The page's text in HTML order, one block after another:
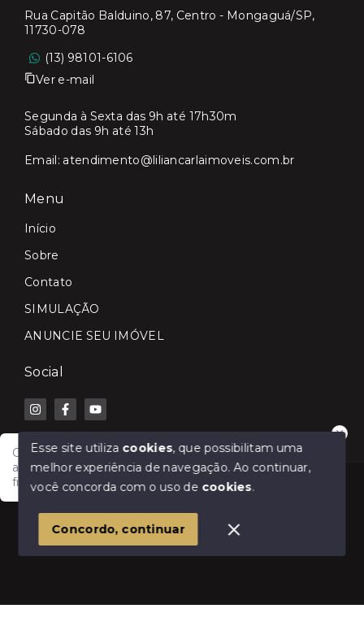
Olá! Fale com a Lilian Carla Imóveis e receba
atendimento rápido para comprar, vender, alugar ou
financiar seu imóvel.
Rua Capitão Balduino, 87, Centro - Mongaguá/SP,
11730-078
(13) 98101-6106
Ver e-mail
Segunda à Sexta das 9h até 17h30m
Sábado das 9h até 13h
Email: atendimento@liliancarlaimoveis.com.br
Menu
Início
Sobre
Contato
SIMULAÇÃO
ANUNCIE SEU IMÓVEL
Social
© Copyright 2026 - Lilian Carla Imóveis - Todos os
SITE PARA IMOBILIARIA
Esse site utiliza cookies, que possibilitam uma
melhor experiência de navegação.Ao continuar,
você concorda com o uso de cookies.
Concordo, continuar